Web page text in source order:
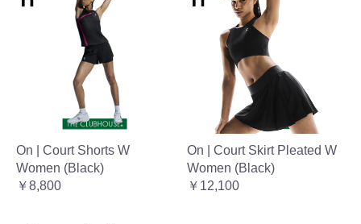
On | Court Shorts W
Women (Black)
￥8,800
On | Court Skirt Pleated W
Women (Black)
￥12,100